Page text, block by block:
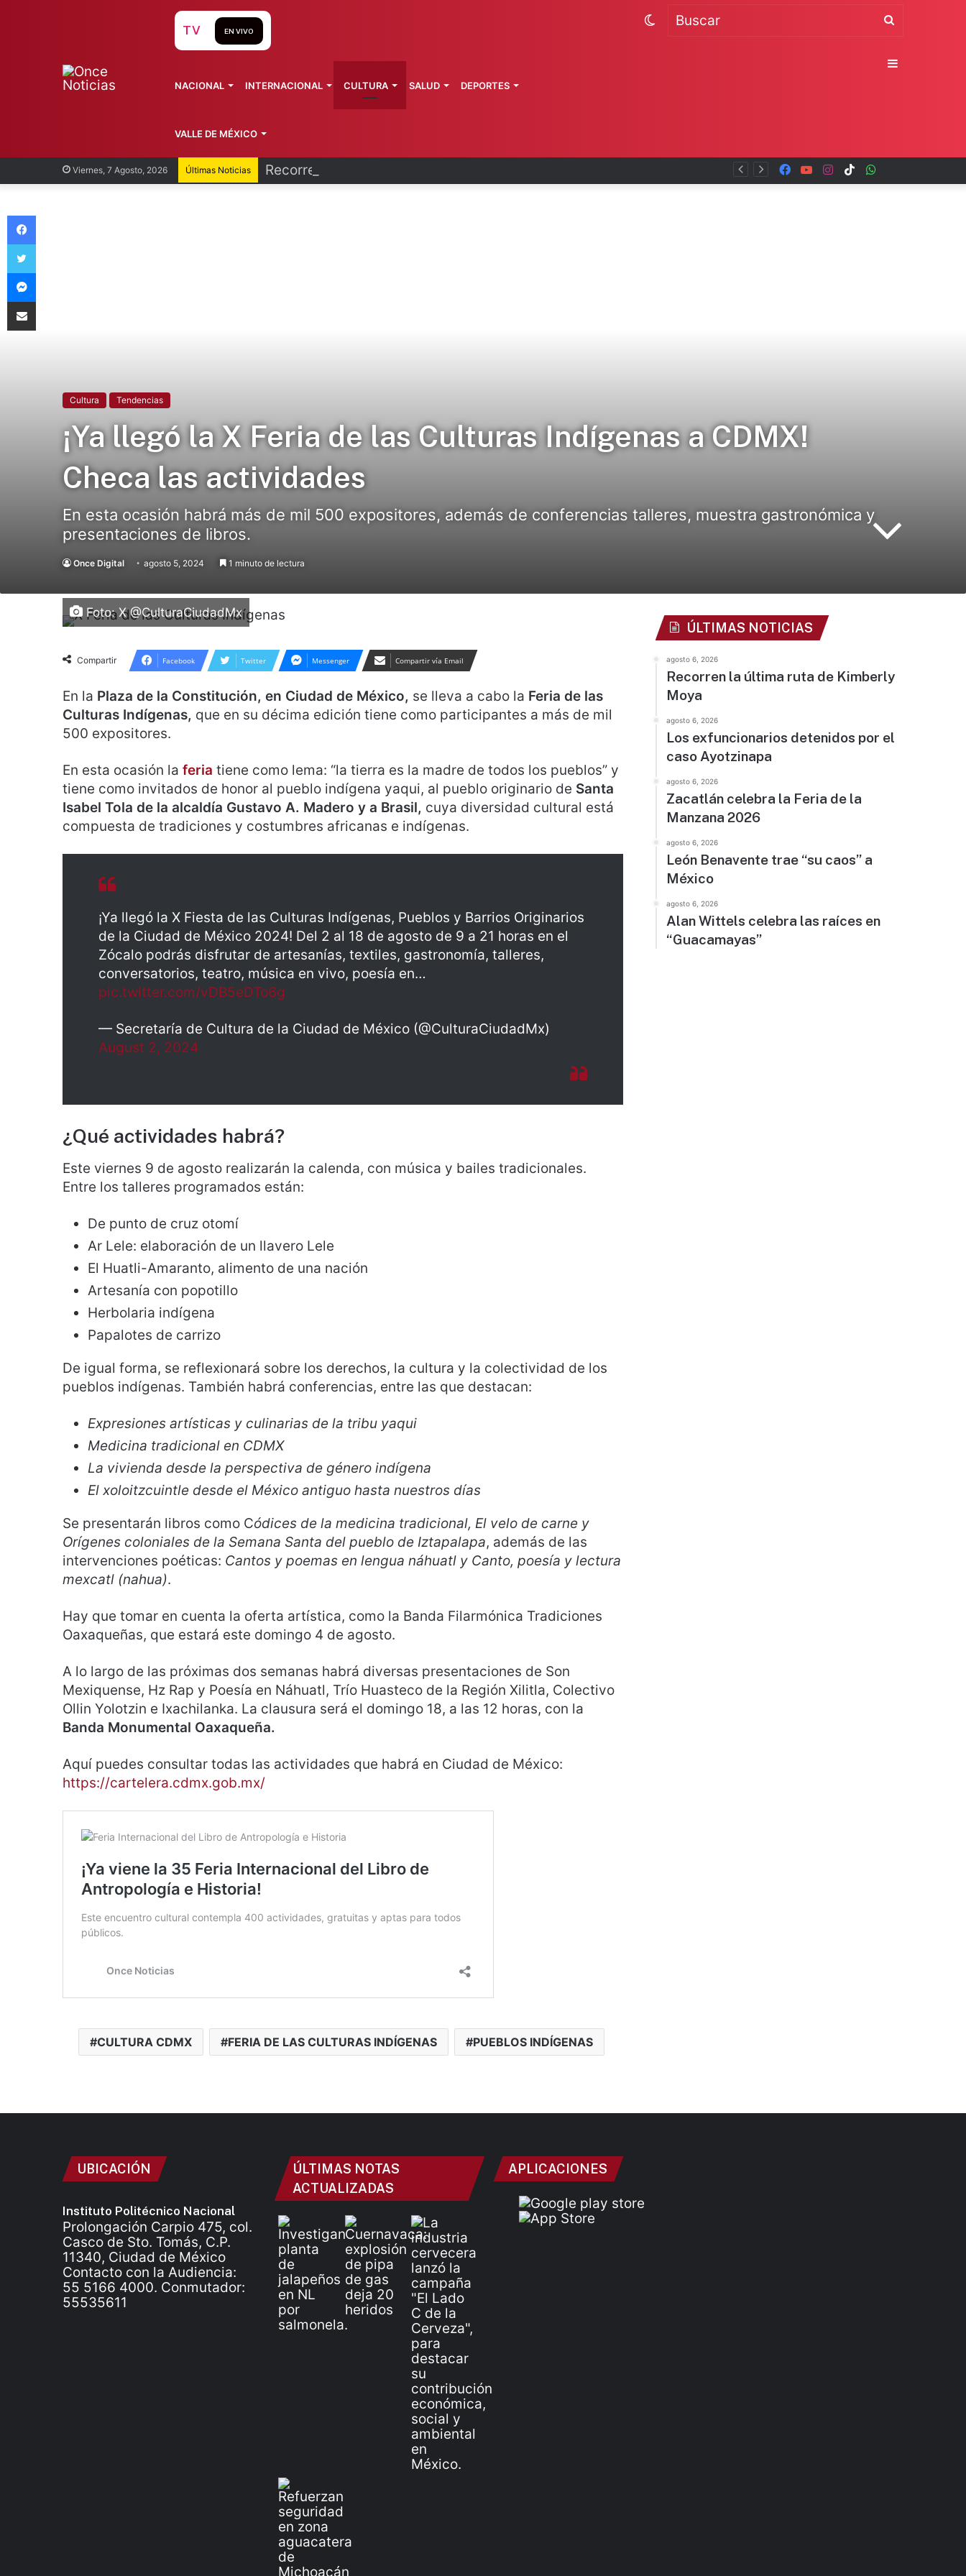
Viernes, 7 Agosto, 2026 Últimas Noticias Recorren la última ruta de Kimberly Moya TikTok
Instagram
YouTube
Facebook
TV EN VIVO
NACIONAL INTERNACIONAL CULTURA SALUD DEPORTES
VALLE DE MÉXICO
Buscar
Switch
Sidebar
Cultura Tendencias
¡Ya llegó la X Feria de las Culturas Indígenas a CDMX!
Checa las actividades
En esta ocasión habrá más de mil 500 expositores, además de conferencias talleres, muestra gastronómica y
presentaciones de libros.
Once Digital agosto 5, 2024 1 minuto de lectura
Foto: X @CulturaCiudadMx
Compartir Facebook Twitter Messenger Compartir vía Email
En la Plaza de la Constitución, en Ciudad de México, se lleva a cabo la Feria de las
Culturas Indígenas, que en su décima edición tiene como participantes a más de mil
500 expositores.
En esta ocasión la feria tiene como lema: “la tierra es la madre de todos los pueblos” y
tiene como invitados de honor al pueblo indígena yaqui, al pueblo originario de Santa
Isabel Tola de la alcaldía Gustavo A. Madero y a Brasil, cuya diversidad cultural está
compuesta de tradiciones y costumbres africanas e indígenas.
¡Ya llegó la X Fiesta de las Culturas Indígenas, Pueblos y Barrios Originarios
de la Ciudad de México 2024! Del 2 al 18 de agosto de 9 a 21 horas en el
Zócalo podrás disfrutar de artesanías, textiles, gastronomía, talleres,
conversatorios, teatro, música en vivo, poesía en…
pic.twitter.com/vDB5eDTo6g
— Secretaría de Cultura de la Ciudad de México (@CulturaCiudadMx)
August 2, 2024
¿Qué actividades habrá?
Este viernes 9 de agosto realizarán la calenda, con música y bailes tradicionales.
Entre los talleres programados están:
De punto de cruz otomí
Ar Lele: elaboración de un llavero Lele
El Huatli-Amaranto, alimento de una nación
Artesanía con popotillo
Herbolaria indígena
Papalotes de carrizo
De igual forma, se reflexionará sobre los derechos, la cultura y la colectividad de los
pueblos indígenas. También habrá conferencias, entre las que destacan:
Expresiones artísticas y culinarias de la tribu yaqui
Medicina tradicional en CDMX
La vivienda desde la perspectiva de género indígena
El xoloitzcuintle desde el México antiguo hasta nuestros días
Se presentarán libros como Códices de la medicina tradicional, El velo de carne y
Orígenes coloniales de la Semana Santa del pueblo de Iztapalapa, además de las
intervenciones poéticas: Cantos y poemas en lengua náhuatl y Canto, poesía y lectura
mexcatl (nahua).
Hay que tomar en cuenta la oferta artística, como la Banda Filarmónica Tradiciones
Oaxaqueñas, que estará este domingo 4 de agosto.
A lo largo de las próximas dos semanas habrá diversas presentaciones de Son
Mexiquense, Hz Rap y Poesía en Náhuatl, Trío Huasteco de la Región Xilitla, Colectivo
Ollin Yolotzin e Ixachilanka. La clausura será el domingo 18, a las 12 horas, con la
Banda Monumental Oaxaqueña.
Aquí puedes consultar todas las actividades que habrá en Ciudad de México:
https://cartelera.cdmx.gob.mx/
CULTURA CDMX FERIA DE LAS CULTURAS INDÍGENAS PUEBLOS INDÍGENAS
ÚLTIMAS NOTICIAS
agosto 6, 2026
Recorren la última ruta de Kimberly
Moya
agosto 6, 2026
Los exfuncionarios detenidos por el
caso Ayotzinapa
agosto 6, 2026
Zacatlán celebra la Feria de la
Manzana 2026
agosto 6, 2026
León Benavente trae “su caos” a
México
agosto 6, 2026
Alan Wittels celebra las raíces en
“Guacamayas”
UBICACIÓN
Instituto Politécnico Nacional
Prolongación Carpio 475, col.
Casco de Sto. Tomás, C.P.
11340, Ciudad de México
Contacto con la Audiencia:
55 5166 4000. Conmutador:
55535611
ÚLTIMAS NOTAS
ACTUALIZADAS
APLICACIONES
Facebook
Twitter
Messenger
Compartir vía Email